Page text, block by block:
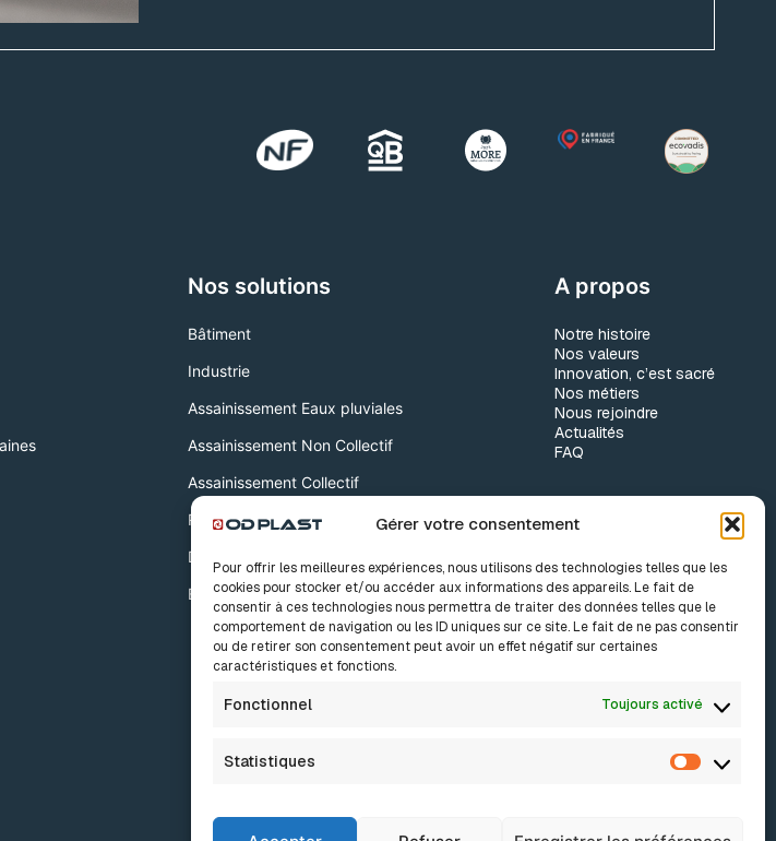
Gérer votre consentement
Pour offrir les meilleures expériences, nous utilisons des technologies telles que les
cookies pour stocker et/ou accéder aux informations des appareils. Le fait de
consentir à ces technologies nous permettra de traiter des données telles que le
comportement de navigation ou les ID uniques sur ce site. Le fait de ne pas consentir
ou de retirer son consentement peut avoir un effet négatif sur certaines
caractéristiques et fonctions.
Fonctionnel Toujours activé
Statistiques
Nos solutions
Bâtiment
Industrie
Assainissement Eaux pluviales
Assainissement Non Collectif
Assainissement Collectif
Réseaux Secs
Drainage
Eau potable / Adduction d’eau
A propos
Notre histoire
Nos valeurs
Innovation, c’est sacré
Nos métiers
Nous rejoindre
Actualités
FAQ